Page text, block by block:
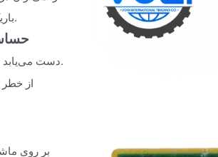
باریک دستگاه‌ها تعبیه کرد و در مقایسه با سنسورهای سنتی 70% صرفه‌جویی در فضا داشت.
≤0.1mV و زمان پاسخ‌دهی کمتر از 1ms دست می‌یابد و آن را برای ثبت فشار دینامیک مناسب می‌سازد.